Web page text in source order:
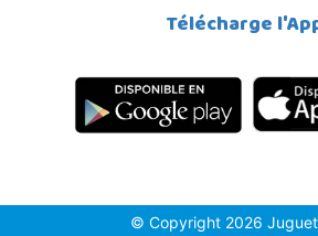
Télécharge
© Copyright 2026